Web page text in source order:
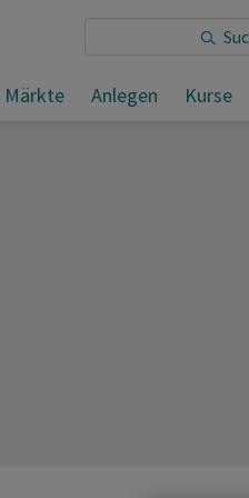
Märkte Anlegen Kurse